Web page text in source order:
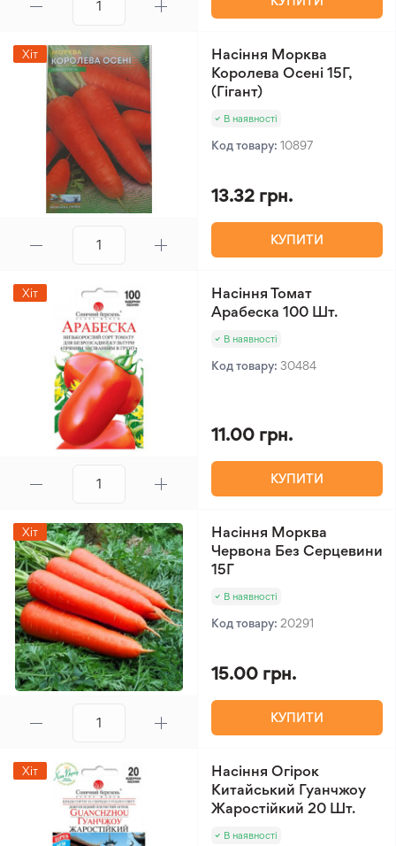
Хіт
Насіння Морква
Королева Осені 15Г,
(Гігант)
В наявності
Код товару: 10897
13.32 грн.
КУПИТИ
Хіт
Насіння Томат
Арабеска 100 Шт.
В наявності
Код товару: 30484
11.00 грн.
КУПИТИ
Хіт
Насіння Морква
Червона Без Серцевини
15Г
В наявності
Код товару: 20291
15.00 грн.
КУПИТИ
Хіт
Насіння Огірок
Китайський Гуанчжоу
Жаростійкий 20 Шт.
В наявності